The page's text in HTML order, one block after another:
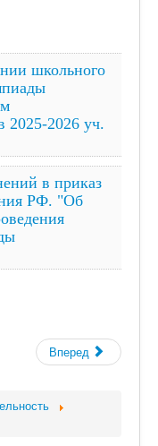
школьного
2025-2026 уч.
в приказ
РФ. "Об
Вперед